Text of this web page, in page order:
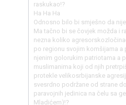
raskukao!?
Ha Ha Ha
Odnosno bilo bi smješno da
Ma tačno bi se čovjek možda i
nezna koliko
po regionu svojim komšijama
njenim golorukim patriotama a
muslimanima koji od njih
protekle velikosrbijanske
svesrdno podržane od strane
paravojnih jedinica na čelu sa
Mladićem)!?